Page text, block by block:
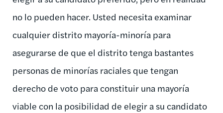
no lo pueden hacer. Usted necesita examinar
cualquier distrito mayoría-minoría para
asegurarse de que el distrito tenga bastantes
personas de minorías raciales que tengan
derecho de voto para constituir una mayoría
viable con la posibilidad de elegir a su candidato